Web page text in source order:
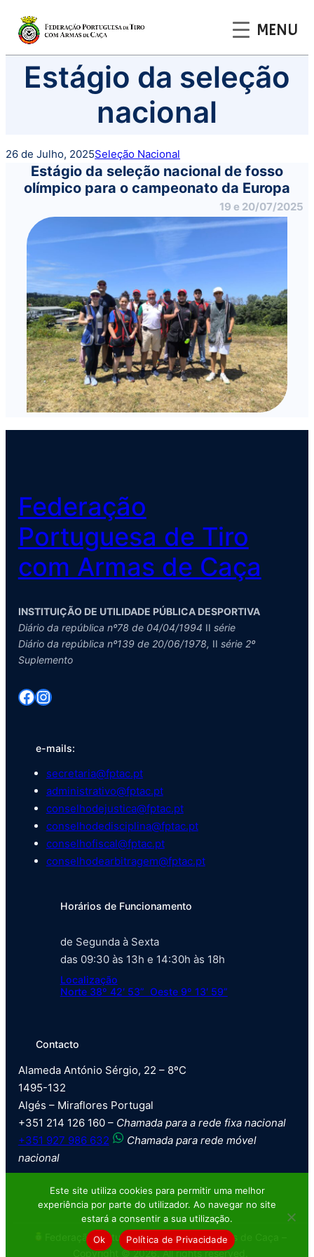
MENU
SaltarEstágio da seleção
nacional
26 de Julho, 2025Seleção Nacional
Estágio da seleção nacional de fosso
olímpico para o campeonato da Europa
19 e 20/07/2025
Federação
Portuguesa de Tiro
com Armas de Caça
INSTITUIÇÃO DE UTILIDADE PÚBLICA DESPORTIVA
Diário da república nº78 de 04/04/1994 II série
Diário da república nº139 de 20/06/1978, II série 2º
Suplemento
Facebook Instagram
e-mails:
secretaria@fptac.pt
administrativo@fptac.pt
conselhodejustica@fptac.pt
conselhodedisciplina@fptac.pt
conselhofiscal@fptac.pt
conselhodearbitragem@fptac.pt
Horários de Funcionamento
de Segunda à Sexta
das 09:30 às 13h e 14:30h às 18h
Localização
Norte 38º 42′ 53” Oeste 9º 13′ 59”
Contacto
Alameda António Sérgio, 22 – 8ºC
1495-132
Algés – Miraflores Portugal
+351 214 126 160 – Chamada para a rede fixa nacional
+351 927 986 632
Chamada para rede móvel
nacional
Federação Portuguesa de Tiro com Armas de Caça –
Copyright © 2026. All rights reserved.
Este site utiliza cookies para permitir uma melhor
experiência por parte do utilizador. Ao navegar no site
estará a consentir a sua utilização.
Ok
Política de Privacidade